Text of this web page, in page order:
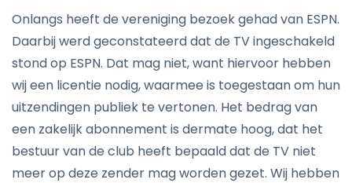
Onlangs heeft de vereniging bezoek gehad van ESPN.
Daarbij werd geconstateerd dat de TV ingeschakeld
stond op ESPN. Dat mag niet, want hiervoor hebben
wij een licentie nodig, waarmee is toegestaan om hun
uitzendingen publiek te vertonen. Het bedrag van
een zakelijk abonnement is dermate hoog, dat het
bestuur van de club heeft bepaald dat de TV niet
meer op deze zender mag worden gezet. Wij hebben